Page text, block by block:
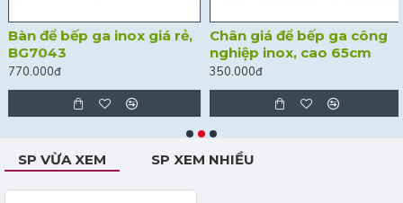
Bàn để bếp ga inox giá rẻ,
BG7043
770.000đ
Chân giá để bếp ga công
nghiệp inox, cao 65cm
350.000đ
SP VỪA XEM SP XEM NHIỀU